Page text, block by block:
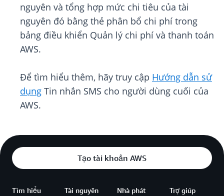
nguyên và tổng hợp mức chi tiêu của tài
nguyên đó bằng thẻ phân bổ chi phí trong
bảng điều khiển Quản lý chi phí và thanh toán
AWS.
Để tìm hiểu thêm, hãy truy cập Hướng dẫn sử
dụng Tin nhắn SMS cho người dùng cuối của
AWS.
Tạo tài khoản AWS
Tìm hiểu Tài nguyên
Nhà phát
Trợ giúp